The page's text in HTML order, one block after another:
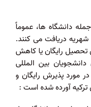
دانشگاه ها، عموماً
شهریه دریافت می کنند.
رایگان یا کاهش
بین المللی
مورد پذیرش رایگان و
آورده شده است :